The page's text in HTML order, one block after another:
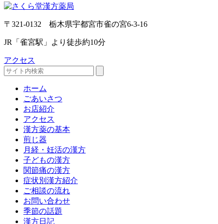
〒321-0132 栃木県宇都宮市雀の宮6-3-16
JR「雀宮駅」より徒歩約10分
アクセス
ホーム
ごあいさつ
お店紹介
アクセス
漢方薬の基本
煎じ器
月経・妊活の漢方
子どもの漢方
関節痛の漢方
症状別漢方紹介
ご相談の流れ
お問い合わせ
季節の話題
漢方日記